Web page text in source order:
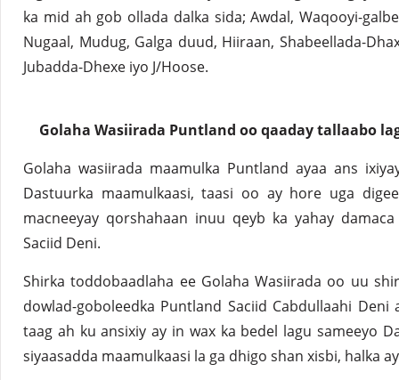
ka mid ah gob ollada dalka sida; Awdal, Waqooyi-
Nugaal, Mudug, Galga duud, Hiiraan, Shabeellada-
Jubadda-Dhexe iyo J/Hoose.
Golaha Wasiirada Puntland oo qaaday tallaabo
Golaha wasiirada maamulka Puntland ayaa ans
Dastuurka maamulkaasi, taasi oo ay hore uga
macneeyay qorshahaan inuu qeyb ka yahay
Saciid Deni.
Shirka toddobaadlaha ee Golaha Wasiirada oo uu
dowlad-goboleedka Puntland Saciid Cabdullaahi
taag ah ku ansixiy ay in wax ka bedel lagu sameeyo
siyaasadda maamulkaasi la ga dhigo shan xisbi, halka